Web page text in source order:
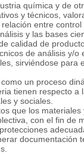
química y de
y técnicos,
entre control
y las bases
calidad de
de análisis y/
sirviéndose para
un proceso
tienen respecto a
y sociales.
que los
con el fin de
documentación